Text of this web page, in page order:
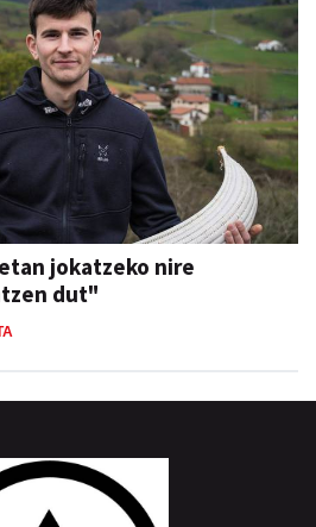
jokatzeko nire
dut"